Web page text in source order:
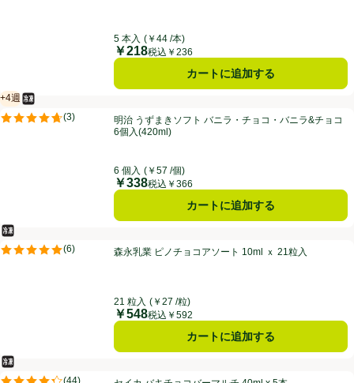
5 本入 (￥44 /本)
価格
￥218税込￥236
カートに追加する
明治 うずまきソフト バニラ・チョコ・バニラ&チョコ 6個入(420ml)
+4週
賞味・消費期限保証：4週間
冷凍食品
(3)
評価は3件のレビューで5点中4.7点。明治 うずまきソフト バニラ・チョコ・バニラ&チョコ
6個入(420ml)
6 個入 (￥57 /個)
価格
￥338税込￥366
カートに追加する
森永乳業 ピノチョコアソート 10ml ｘ 21粒入
冷凍食品
(6)
評価は6件のレビューで5点中5.0点。森永乳業 ピノチョコアソート 10ml ｘ 21粒入
21 粒入 (￥27 /粒)
価格
￥548税込￥592
カートに追加する
セイカ バキチョコバーマルチ 40ml x 5本
冷凍食品
(44)